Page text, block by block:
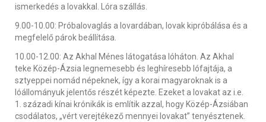
ismerkedés a lovakkal. Lóra szállás.
9.00-10.00: Próbalovaglás a lovardában, lovak kipróbálása és a
megfelelő párok beállítása.
10.00-12.00: Az Akhal Ménes látogatása lóháton. Az Akhal
teke Közép-Ázsia legnemesebb és leghíresebb lófajtája, a
sztyeppei nomád népeknek, így a korai magyaroknak is a
lóállományuk jelentős részét képezte. Ezeket a lovakat az i.e.
1. századi kínai krónikák is említik azzal, hogy Közép-Ázsiában
csodálatos, „vért verejtékező mennyei lovakat” tenyésztenek.